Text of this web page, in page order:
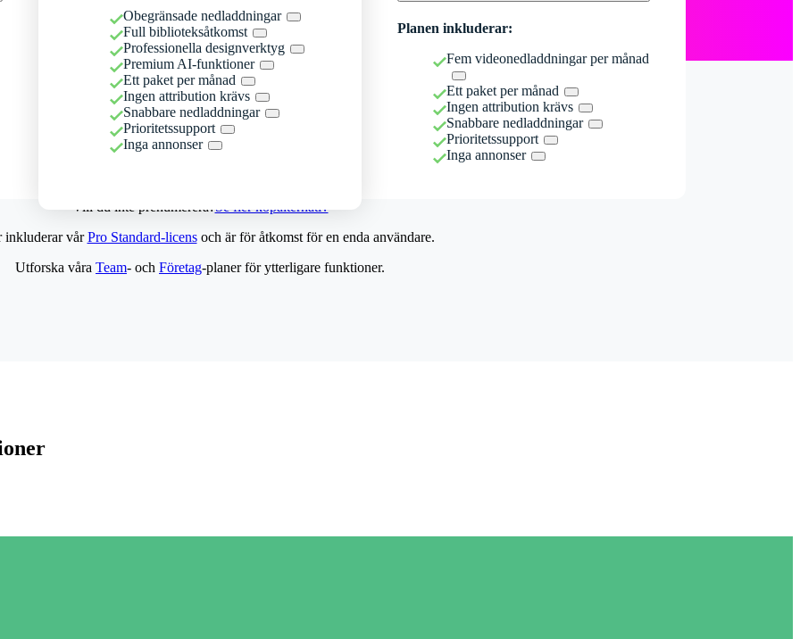
Obegränsade nedladdningar
Full biblioteksåtkomst
Professionella designverktyg
Premium AI-funktioner
Ett paket per månad
Ingen attribution krävs
Snabbare nedladdningar
Prioritetssupport
Inga annonser
Planen inkluderar:
Fem videonedladdningar per månad
Ett paket per månad
Ingen attribution krävs
Snabbare nedladdningar
Prioritetssupport
Inga annonser
Vill du inte prenumerera?Se fler köpalternativ
inkluderar vårPro Standard-licensoch är för åtkomst för en enda användare.
Utforska våra Team- och Företag-planer för ytterligare funktioner.